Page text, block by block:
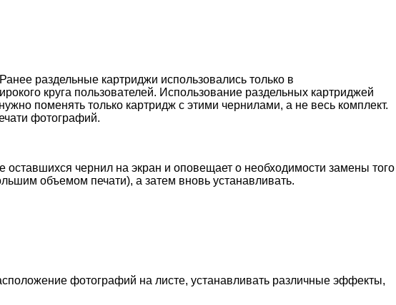
раздельные картриджи использовались только в
круга пользователей. Использование раздельных картриджей
поменять только картридж с этими чернилами, а не весь комплект.
фотографий.
чернил на экран и оповещает о необходимости замены того
объемом печати), а затем вновь устанавливать.
фотографий на листе, устанавливать различные эффекты,